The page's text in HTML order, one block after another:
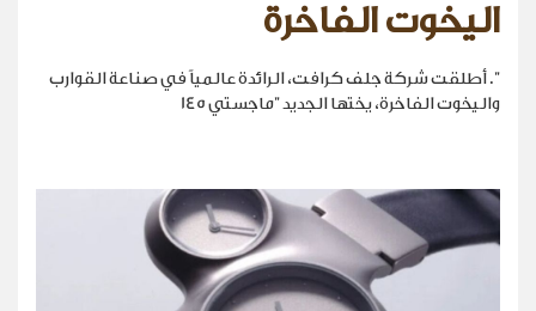
اليخوت الفاخرة
". أطلقت شركة جلف كرافت، الرائدة عالمياً في صناعة القوارب
واليخوت الفاخرة، يختها الجديد "ماجستي 145